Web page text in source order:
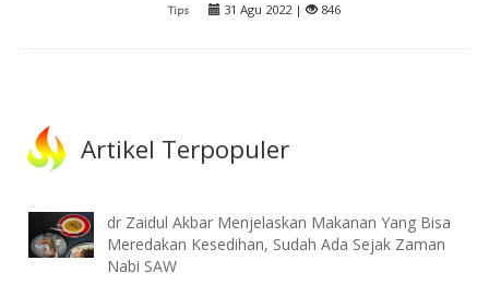
Tips 31 Agu 2022 | 846
Artikel Terpopuler
dr Zaidul Akbar Menjelaskan Makanan Yang Bisa
Meredakan Kesedihan, Sudah Ada Sejak Zaman
Nabi SAW